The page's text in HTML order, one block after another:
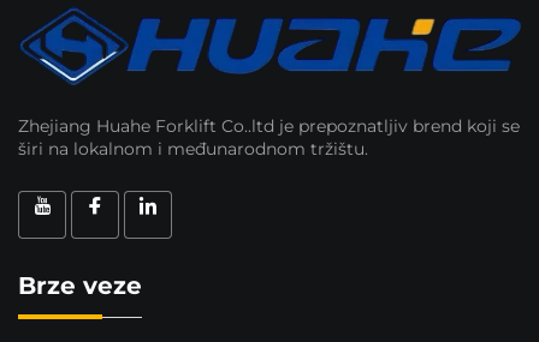
Zhejiang Huahe Forklift Co..ltd je prepoznatljiv brend koji se
širi na lokalnom i međunarodnom tržištu.
Brze veze